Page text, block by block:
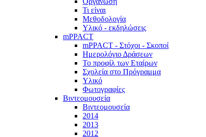
Τι είναι
Μεθοδολογία
Υλικό - εκδηλώσεις
mPPACT
mPPACT - Στόχοι - Σκοποί
Ημερολόγιο Δράσεων
Το προφίλ των Εταίρων
Σχολεία στο Πρόγραμμα
Υλικό
Φωτογραφίες
Βιντεομουσεία
Βιντεομουσεία
2014
2013
2012